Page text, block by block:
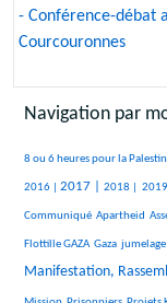
- Conférence-débat
Courcouronnes
Navigation par
381/1847
8 ou 6 heures pour la
55/1847
258/1847
243/1847
193/1847
123/1847
228/1847
96/1847
84/1847
263/1847
2016 |
442/1847
2017 |
138/1847 2018 |
65/1847 2019
87/1847
632/1847
670/1847
271/1847
698/1847
264/1847
Communiqué
18/1847 Apartheid
18/1847
147/1847
23/1847
898/1847
34/1847
Flottille GAZA
235/1847 Gaza
157/1847 jumelage
237/1847
9/1847
747/1847
Manifestation,
19/1847
24/1847
131/1847
1847/1847
1165/1847